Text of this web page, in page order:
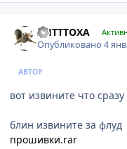
AHTTTOXA
Опубликовано4
АВТОР
вот извините что
блин извините за флуд
прошивки.rar